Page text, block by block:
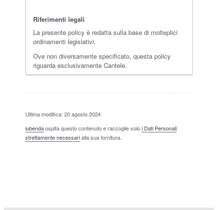
Riferimenti legali
La presente policy è redatta sulla base di molteplici
ordinamenti legislativi.
Ove non diversamente specificato, questa policy
riguarda esclusivamente Cantele.
Ultima modifica: 20 agosto 2024
iubendaospita questo contenuto e raccoglie soloi Dati Personali
strettamente necessarialla sua fornitura.